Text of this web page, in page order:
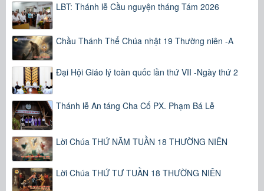
LBT: Thánh lễ Cầu nguyện tháng Tám 2026
Chầu Thánh Thể Chúa nhật 19 Thường niên -A
Đại Hội Giáo lý toàn quốc lần thứ VII -Ngày thứ 2
Thánh lễ An táng Cha Cố PX. Phạm Bá Lễ
Lời Chúa THỨ NĂM TUẦN 18 THƯỜNG NIÊN
Lời Chúa THỨ TƯ TUẦN 18 THƯỜNG NIÊN